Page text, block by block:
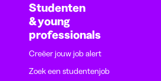
Studenten
& young
professionals
Creëer jouw job alert
Zoek een studentenjob